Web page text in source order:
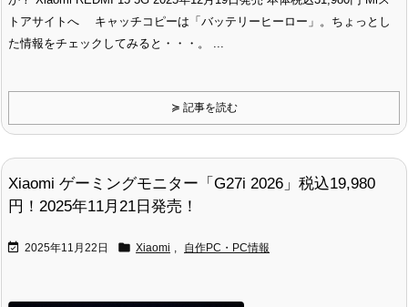
トアサイトへ キャッチコピーは「バッテリーヒーロー」。ちょっとし
た情報をチェックしてみると・・・。 ...
≽ 記事を読む
Xiaomi ゲーミングモニター「G27i 2026」税込19,980
円！2025年11月21日発売！
 2025年11月22日  Xiaomi 自作PC・PC情報